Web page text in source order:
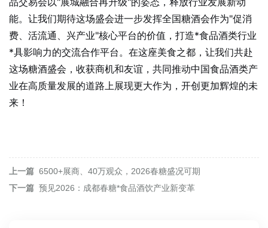
能。让我们期待这场盛会进一步发挥全国糖酒会作为"促消
费、活流通、兴产业"核心平台的价值，打造*食品酒类行业
*具影响力的交流合作平台。在这座美食之都，让我们共赴
这场糖酒盛会，收获商机和友谊，共同推动中国食品酒类产
业在高质量发展的道路上展现更大作为，开创更加辉煌的未
来！
上一篇 6500+展商、40万观众，2026春糖盛况可期
下一篇 预见2026：成都春糖*食品酒饮产业新变革